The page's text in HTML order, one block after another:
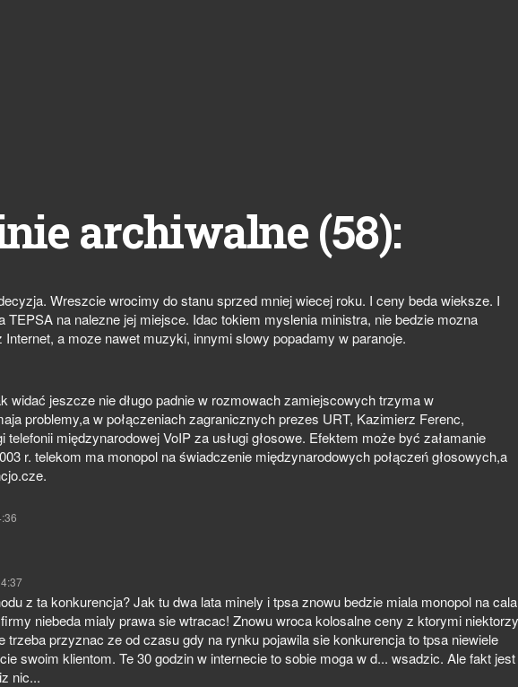
archiwalne (58):
Wreszcie wrocimy do stanu sprzed mniej wiecej roku. I ceny beda wieksze. I
TEPSA na nalezne jej miejsce. Idac tokiem myslenia ministra, nie bedzie mozna
a moze nawet muzyki, innymi slowy popadamy w paranoje.
widać jeszcze nie długo padnie w rozmowach zamiejscowych trzyma w
problemy,a w połączeniach zagranicznych prezes URT, Kazimierz Ferenc,
telefonii międzynarodowej VoIP za usługi głosowe. Efektem może być załamanie
r. telekom ma monopol na świadczenie międzynarodowych połączeń głosowych,a
z ta konkurencja? Jak tu dwa lata minely i tpsa znowu bedzie miala monopol na cala
niebeda mialy prawa sie wtracac! Znowu wroca kolosalne ceny z ktorymi niektorzy
trzeba przyznac ze od czasu gdy na rynku pojawila sie konkurencja to tpsa niewiele
swoim klientom. Te 30 godzin w internecie to sobie moga w d... wsadzic. Ale fakt jest
nic...